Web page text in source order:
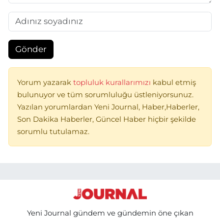
Gönder
Yorum yazarak topluluk kurallarımızı kabul etmiş
bulunuyor ve tüm sorumluluğu üstleniyorsunuz.
Yazılan yorumlardan Yeni Journal, Haber,Haberler,
Son Dakika Haberler, Güncel Haber hiçbir şekilde
sorumlu tutulamaz.
Yeni Journal gündem ve gündemin öne çıkan